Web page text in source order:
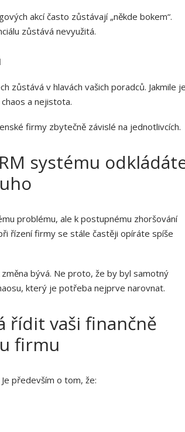
akcí často zůstávají „někde bokem“.
zůstává nevyužitá.
zůstává v hlavách vašich poradců. Jakmile
a nejistota.
firmy zbytečně závislé na jednotlivcích.
systému
problému, ale k postupnému zhoršování
řízení firmy se stále častěji opíráte spíše
bývá. Ne proto, že by byl samotný
který je potřeba nejprve narovnat.
řídit vaši finančně
firmu
především o tom, že: